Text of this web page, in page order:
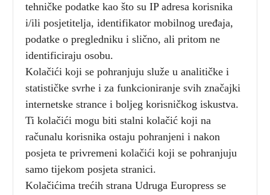
tehničke podatke kao što su IP adresa korisnika
i/ili posjetitelja, identifikator mobilnog uređaja,
podatke o pregledniku i slično, ali pritom ne
identificiraju osobu.
Kolačići koji se pohranjuju služe u analitičke i
statističke svrhe i za funkcioniranje svih značajki
internetske strance i boljeg korisničkog iskustva.
Ti kolačići mogu biti stalni kolačić koji na
računalu korisnika ostaju pohranjeni i nakon
posjeta te privremeni kolačići koji se pohranjuju
samo tijekom posjeta stranici.
Kolačićima trećih strana Udruga Europress se